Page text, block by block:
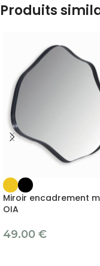
Produits
Miroir encadrement
OIA
49.00 €